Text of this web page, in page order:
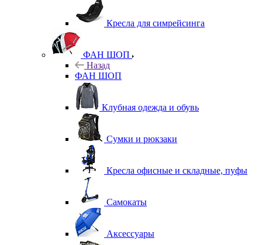
Кресла для симрейсинга
ФАН ШОП
Назад
ФАН ШОП
Клубная одежда и обувь
Сумки и рюкзаки
Кресла офисные и складные, пуфы
Самокаты
Аксессуары